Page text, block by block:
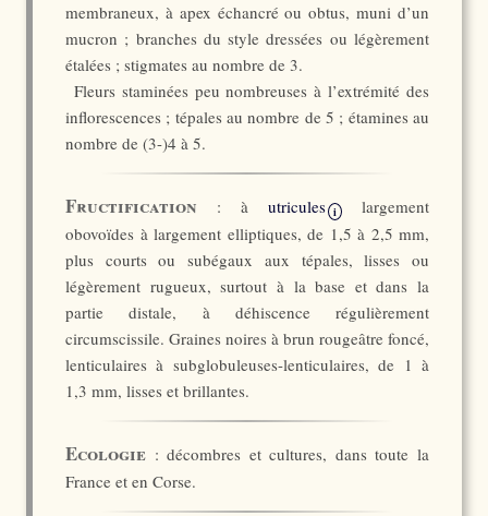
membraneux, à apex échancré ou obtus, muni d’un
mucron ; branches du style dressées ou légèrement
étalées ; stigmates au nombre de 3.
Fleurs staminées peu nombreuses à l’extrémité des
inflorescences ; tépales au nombre de 5 ; étamines au
nombre de (3-)4 à 5.
Fructification : à utricules i
largement
obovoïdes à largement elliptiques, de 1,5 à 2,5 mm,
plus courts ou subégaux aux tépales, lisses ou
légèrement rugueux, surtout à la base et dans la
partie distale, à déhiscence régulièrement
circumscissile. Graines noires à brun rougeâtre foncé,
lenticulaires à subglobuleuses-lenticulaires, de 1 à
1,3 mm, lisses et brillantes.
Ecologie : décombres et cultures, dans toute la
France et en Corse.